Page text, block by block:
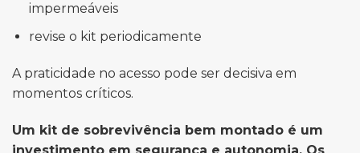
impermeáveis
revise o kit periodicamente
A praticidade no acesso pode ser decisiva em
momentos críticos.
Um kit de sobrevivência bem montado é um
investimento em segurança e autonomia. Os